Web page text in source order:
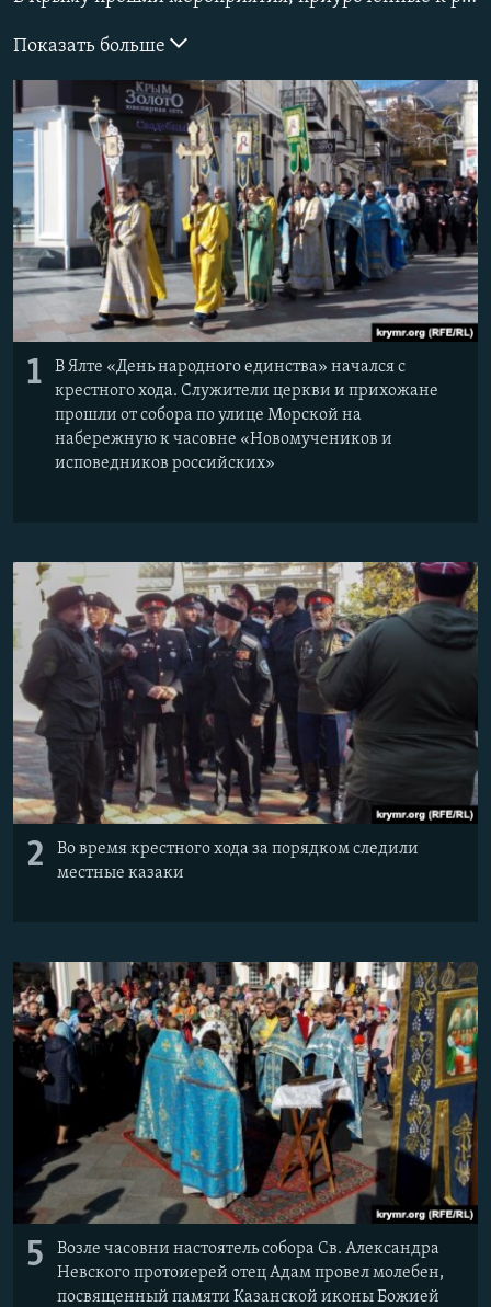
УКРАИНСКАЯ ПРОБЛЕМА КРЫМА
Все сайты RFE/RL
Показать больше
1
В Ялте «День народного единства» начался с
крестного хода. Служители церкви и прихожане
прошли от собора по улице Морской на
набережную к часовне «Новомучеников и
исповедников российских»
2
Во время крестного хода за порядком следили
местные казаки
5
Возле часовни настоятель собора Св. Александра
Невского протоиерей отец Адам провел молебен,
посвященный памяти Казанской иконы Божией